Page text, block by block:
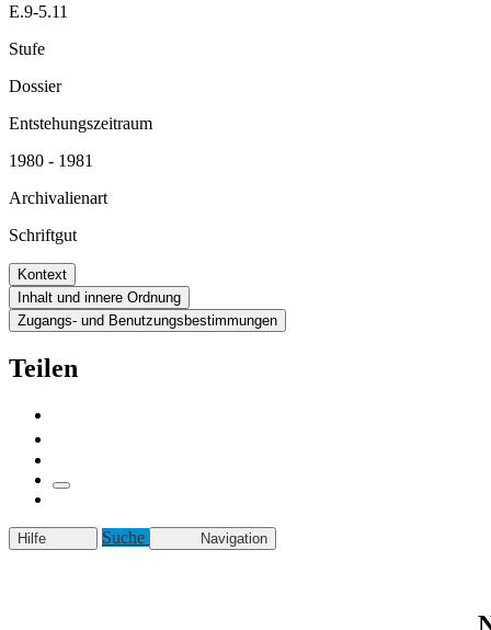
E.9-5.11
Stufe
Dossier
Entstehungszeitraum
1980 - 1981
Archivalienart
Schriftgut
Kontext
Inhalt und innere Ordnung
Zugangs- und Benutzungsbestimmungen
Teilen
Hilfe Suche Navigation